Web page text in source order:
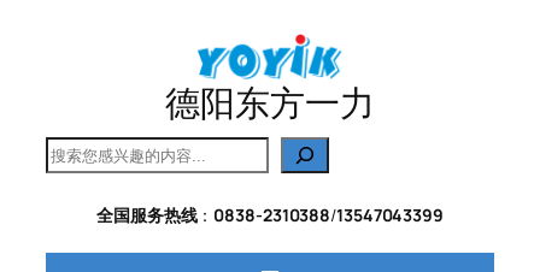
德阳东方一力
搜
索
全国服务热线： 0838-2310388/13547043399